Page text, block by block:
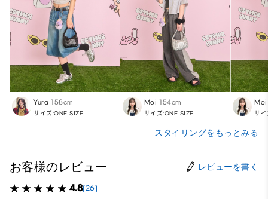
Yura 158cm
サイズ:ONE SIZE
Moi 154cm
サイズ:ONE SIZE
Moi
サ
スタイリングをもっとみる
お客様のレビュー レビューを書く
4.8(26)